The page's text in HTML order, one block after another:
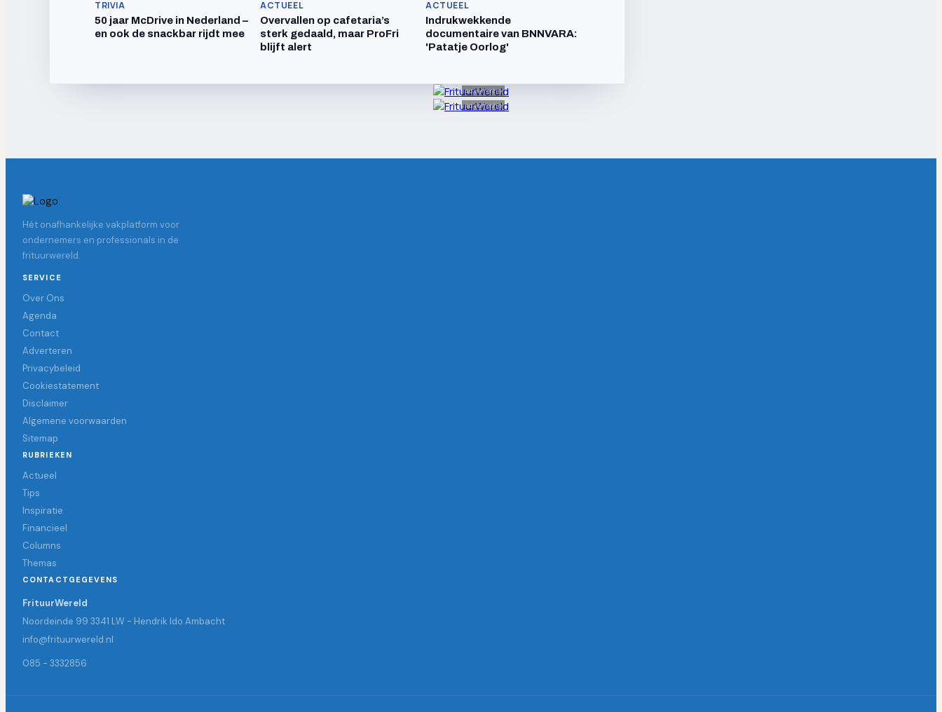
TRIVIA
50 jaar McDrive in Nederland –
en ook de snackbar rijdt mee
ACTUEEL
Overvallen op cafetaria’s
sterk gedaald, maar ProFri
blijft alert
ACTUEEL
Indrukwekkende
documentaire van BNNVARA:
'Patatje Oorlog'
Advertentie
Advertentie
Hét onafhankelijke vakplatform voor
ondernemers en professionals in de
frituurwereld.
SERVICE
Over Ons
Agenda
Contact
Adverteren
Privacybeleid
Cookiestatement
Disclaimer
Algemene voorwaarden
Sitemap
RUBRIEKEN
Actueel
Tips
Inspiratie
Financieel
Columns
Themas
CONTACTGEGEVENS
FrituurWereld
Noordeinde 99 3341 LW - Hendrik Ido Ambacht
info@frituurwereld.nl
085 - 3332856